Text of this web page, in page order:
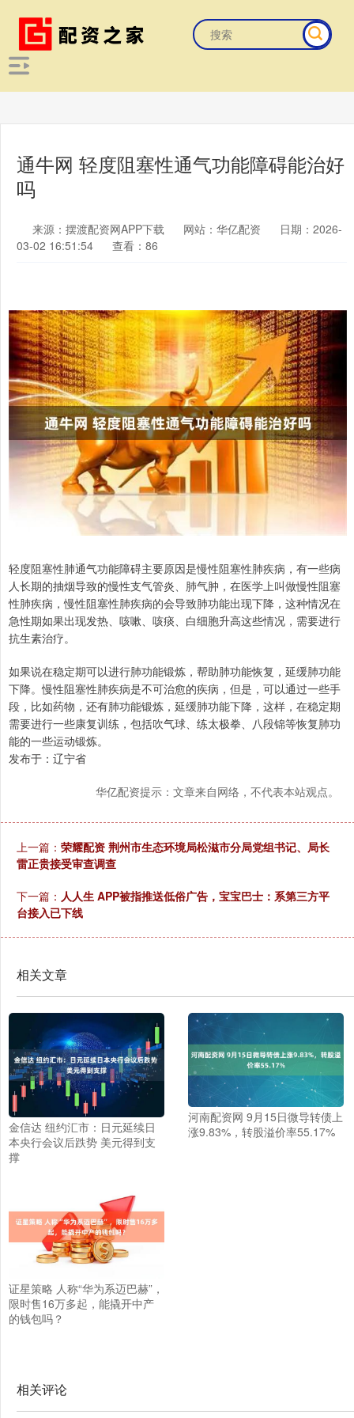
通牛网 轻度阻塞性通气功能障碍能治好
吗
来源：摆渡配资网APP下载 网站：华亿配资
日期：2026-
03-02 16:51:54
查看：86
轻度阻塞性肺通气功能障碍主要原因是慢性阻塞性肺疾病，有一些病
人长期的抽烟导致的慢性支气管炎、肺气肿，在医学上叫做慢性阻塞
性肺疾病，慢性阻塞性肺疾病的会导致肺功能出现下降，这种情况在
急性期如果出现发热、咳嗽、咳痰、白细胞升高这些情况，需要进行
抗生素治疗。
如果说在稳定期可以进行肺功能锻炼，帮助肺功能恢复，延缓肺功能
下降。慢性阻塞性肺疾病是不可治愈的疾病，但是，可以通过一些手
段，比如药物，还有肺功能锻炼，延缓肺功能下降，这样，在稳定期
需要进行一些康复训练，包括吹气球、练太极拳、八段锦等恢复肺功
能的一些运动锻炼。
发布于：辽宁省
华亿配资提示：文章来自网络，不代表本站观点。
上一篇： 荣耀配资 荆州市生态环境局松滋市分局党组书记、局长
雷正贵接受审查调查
下一篇： 人人生 APP被指推送低俗广告，宝宝巴士：系第三方平
台接入已下线
相关文章
金信达 纽约汇市：日元延续日
本央行会议后跌势 美元得到支
撑
河南配资网 9月15日微导转债上
涨9.83%，转股溢价率55.17%
证星策略 人称“华为系迈巴赫”，
限时售16万多起，能撬开中产
的钱包吗？
相关评论